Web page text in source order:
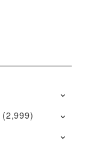
(2,999)